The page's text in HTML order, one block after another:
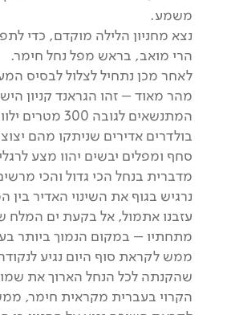
משמע.
נצא מחניון הלילה מוקדם, כדי
הרי מואב, בראש מפל נחל חימר.
לאחר מכן נתחיל לצלול לבסיס
מהר מאוד – זהו הגראנד קניון
המתנשאים לגובה
בולדרים אדירים שניתקו מהם
סחף ומפלים יבשים יהוו מצע
מדברית בנחל הכי גדול והכי
נרגיש בגוף את השינוי האדיר בין
מתחתיו – במקום הנמוך ביותר
ממש לקראת סוף היום נגיע
שהקנתה לכל הנחל הארוך את
הקרוי בעברית מקראית חימר,